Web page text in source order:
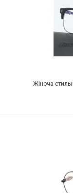
Жіноча